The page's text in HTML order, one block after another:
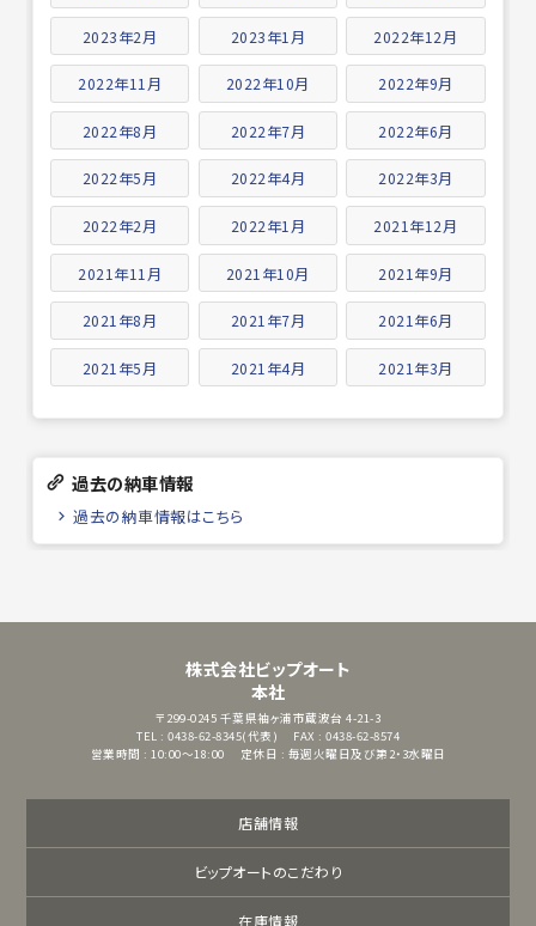
2023年2月 2023年1月 2022年12月
2022年11月 2022年10月 2022年9月
2022年8月 2022年7月 2022年6月
2022年5月 2022年4月 2022年3月
2022年2月 2022年1月 2021年12月
2021年11月 2021年10月 2021年9月
2021年8月 2021年7月 2021年6月
2021年5月 2021年4月 2021年3月
過去の納車情報
過去の納車情報はこちら
株式会社ビップオート
本社
〒299-0245 千葉県袖ヶ浦市蔵波台 4-21-3
TEL : 0438-62-8345(代表)
FAX : 0438-62-8574
営業時間 : 10:00～18:00
定休日 : 毎週火曜日及び第2・3水曜日
店舗情報
ビップオートのこだわり
在庫情報